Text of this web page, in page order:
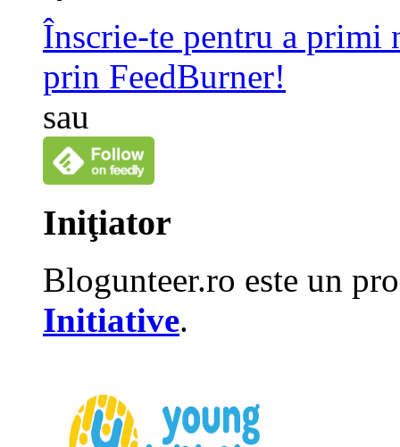
Înscrie-te pentru a primi
prin FeedBurner!
sau
Iniţiator
Blogunteer.ro este un
Initiative.